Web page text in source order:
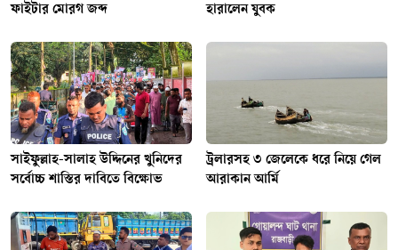
ফাইটার মোরগ জব্দ
হারালেন যুবক
সাইফুল্লাহ-সালাহ উদ্দিনের খুনিদের
সর্বোচ্চ শাস্তির দাবিতে বিক্ষোভ
ট্রলারসহ ৩ জেলেকে ধরে নিয়ে গেল
আরাকান আর্মি